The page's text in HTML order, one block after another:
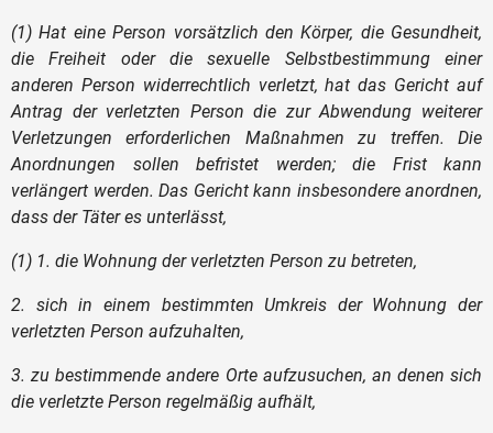
(1) Hat eine Person vorsätzlich den Körper, die Gesundheit,
die Freiheit oder die sexuelle Selbstbestimmung einer
anderen Person widerrechtlich verletzt, hat das Gericht auf
Antrag der verletzten Person die zur Abwendung weiterer
Verletzungen erforderlichen Maßnahmen zu treffen. Die
Anordnungen sollen befristet werden; die Frist kann
verlängert werden. Das Gericht kann insbesondere anordnen,
dass der Täter es unterlässt,
(1) 1. die Wohnung der verletzten Person zu betreten,
2. sich in einem bestimmten Umkreis der Wohnung der
verletzten Person aufzuhalten,
3. zu bestimmende andere Orte aufzusuchen, an denen sich
die verletzte Person regelmäßig aufhält,